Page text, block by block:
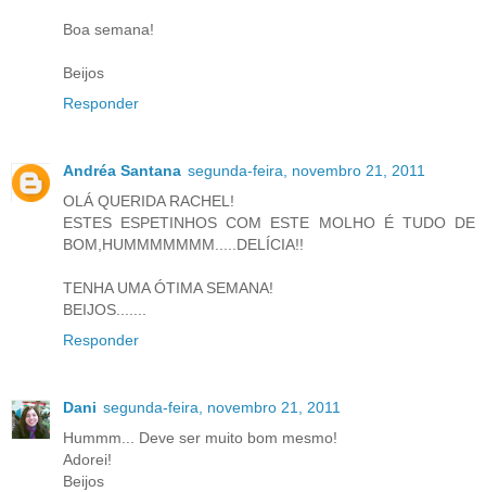
Boa semana!
Beijos
Responder
Andréa Santana segunda-feira, novembro 21, 2011
OLÁ QUERIDA RACHEL!
ESTES ESPETINHOS COM ESTE MOLHO É TUDO DE
BOM,HUMMMMMMM.....DELÍCIA!!
TENHA UMA ÓTIMA SEMANA!
BEIJOS.......
Responder
Dani segunda-feira, novembro 21, 2011
Hummm... Deve ser muito bom mesmo!
Adorei!
Beijos